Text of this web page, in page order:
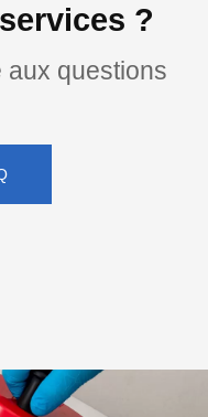
?
aux questions